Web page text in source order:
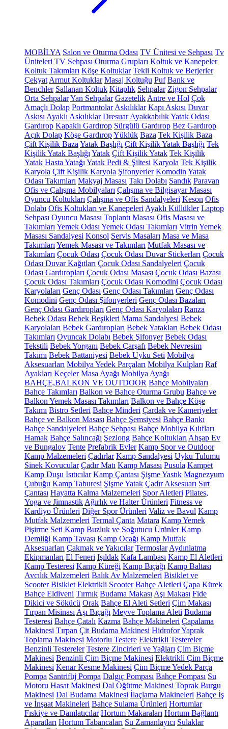
MOBİLYA Salon ve Oturma Odası TV Ünitesi ve Sehpası Tv
Üniteleri TV Sehpası Oturma Grupları Koltuk ve Kanepeler
Koltuk Takımları Köşe Koltuklar Tekli Koltuk ve Berjerler
Çekyat Armut Koltuklar Masaj Koltuğu Puf Bank ve
Benchler Sallanan Koltuk Kitaplık Sehpalar Zigon Sehpalar
Orta SehpalarYan Sehpalar Gazetelik Antre ve Hol Çok
Amaçlı Dolap Portmantolar Askılıklar Kapı Askısı Duvar
Askısı Ayaklı Askılıklar Dresuar AyakkabılıkYatak Odası
Gardırop Kapaklı Gardırop Sürgülü Gardırop Bez Gardırop
Açık Dolap Köşe GardıropYüklük Baza Tek Kişilik Baza
Çift Kişilik Baza Yatak Başlığı Çift Kişilik Yatak Başlığı Tek
Kişilik Yatak Başlığı Yatak Çift Kişilik Yatak Tek Kişilik
Yatak Hasta Yatağı Yatak Pedi & Şiltesi Karyola Tek Kişilik
Karyola Çift Kişilik Karyola Şifonyerler Komodin Yatak
Odası Takımları Makyaj Masası Takı Dolabı Sandık Paravan
Ofis ve Çalışma Mobilyaları Çalışma ve Bilgisayar Masası
Oyuncu Koltukları Çalışma ve Ofis Sandalyeleri Keson Ofis
Dolabı Ofis Koltukları ve Kanepeleri Ayaklı Küllükler Laptop
Sehpası Oyuncu Masası Toplantı Masası Ofis Masası ve
Takımları Yemek Odası Yemek Odası Takımları Vitrin Yemek
Masası Sandalyesi Konsol Servis Masaları Masa ve Masa
Takımları Yemek Masası ve Takımları Mutfak Masası ve
Takımları Çocuk Odası Çocuk Odası Duvar Stickerları Çocuk
Odası Duvar Kağıtları Çocuk Odası Sandalyeleri Çocuk
Odası Gardıropları Çocuk Odası Masası Çocuk Odası Bazası
Çocuk Odası Takımları Çocuk Odası Komodini Çocuk Odası
Karyolaları Genç Odası Genç Odası Takımları Genç Odası
Komodini Genç Odası Şifonyerleri Genç Odası Bazaları
Genç Odası Gardıropları Genç Odası Karyolaları Ranza
Bebek Odası Bebek Beşikleri Mama Sandalyesi Bebek
Karyolaları Bebek Gardıropları Bebek Yatakları Bebek Odası
Takımları Oyuncak Dolabı Bebek Şifonyer Bebek Odası
Tekstili Bebek Yorganı Bebek Çarşafı Bebek Nevresim
Takımı Bebek Battaniyesi Bebek Uyku Seti Mobilya
Aksesuarları Mobilya Yedek Parçaları Mobilya Kulpları Raf
Ayakları Keçeler Masa Ayağı Mobilya Ayağı
BAHÇE,BALKON VE OUTDOOR Bahçe Mobilyaları
Bahçe Takımları Balkon ve Bahçe Oturma Grubu Bahçe ve
Balkon Yemek Masası Takımları Balkon ve Bahçe Köşe
Takımı Bistro Setleri Bahçe Minderi Çardak ve Kameriyeler
Bahçe ve Balkon Masası Bahçe Şemsiyesi Bahçe Bankı
Bahçe Sandalyeleri Bahçe Sehpası Bahçe Mobilya Kılıfları
Hamak Bahçe Salıncağı Şezlong Bahçe Koltukları Ahşap Ev
ve Bungalov Tente Prefabrik Evler Kamp Spor ve Outdoor
Kamp Malzemeleri Çadırlar Kamp Sandalyesi Uyku Tulumu
Sinek Kovucular Çadır Matı Kamp Masası Pusula Kampet
Kamp Duşu Isıtıcılar Kamp Çantası Şişme Yastık Magnezyum
Çubuğu Kamp Taburesi Şişme Yatak Çadır Aksesuarı Sırt
Çantası Hayatta Kalma Malzemeleri Spor Aletleri Pilates,
Yoga ve Jimnastik Ağırlık ve Halter Ürünleri Fitness ve
Kardiyo Ürünleri Diğer Spor Ürünleri Valiz ve Bavul Kamp
Mutfak Malzemeleri Termal Çanta Matara Kamp Yemek
Pişirme Seti Kamp Buzluk ve Soğutucu Ürünler Kamp
Demliği Kamp Tavası Kamp Ocağı Kamp Mutfak
Aksesuarları Çakmak ve Yakıcılar Termoslar Aydınlatma
Ekipmanları El Feneri Işıldak Kafa Lambası Kamp El Aletleri
Kamp Testeresi Kamp Küreği Kamp Bıçağı Kamp Baltası
Avcılık Malzemeleri Balık Av Malzemeleri Bisiklet ve
Scooter Bisiklet Elektrikli Scooter Bahçe Aletleri Çapa Kürek
Bahçe Eldiveni Tırmık Budama Makası Aşı Makası Fide
Dikici ve Sökücü Orak Bahçe El Aleti Setleri Çim Makası
Tırpan Misinası Aşı Bıçağı Meyve Toplama Aleti Budama
Testeresi Bahçe Çatalı Kazma Bahçe Makineleri Çapalama
Makinesi Tırpan Çit Budama Makinesi HidroforYaprak
Toplama Makinesi Motorlu Testere Elektrikli Testereler
Benzinli Testereler Testere Zincirleri ve Yağları Çim Biçme
Makinesi Benzinli Çim Biçme Makinesi Elektrikli Çim Biçme
Makinesi Kenar Kesme Makinesi Çim Biçme Yedek Parça
Pompa Santrifüj Pompa Dalgıç Pompası Bahçe Pompası Su
Motoru Hasat Makinesi Dal Öğütme Makinesi Toprak Burgu
Makinesi Dal Budama Makinesi İlaçlama Makineleri Bahçe İş
ve İnşaat Makineleri Bahçe Sulama Ürünleri Hortumlar
Fıskiye ve Damlatıcılar Hortum Makaraları Hortum Bağlantı
Aparatları Hortum Tabancaları Su Zamanlayıcı Sulaklar